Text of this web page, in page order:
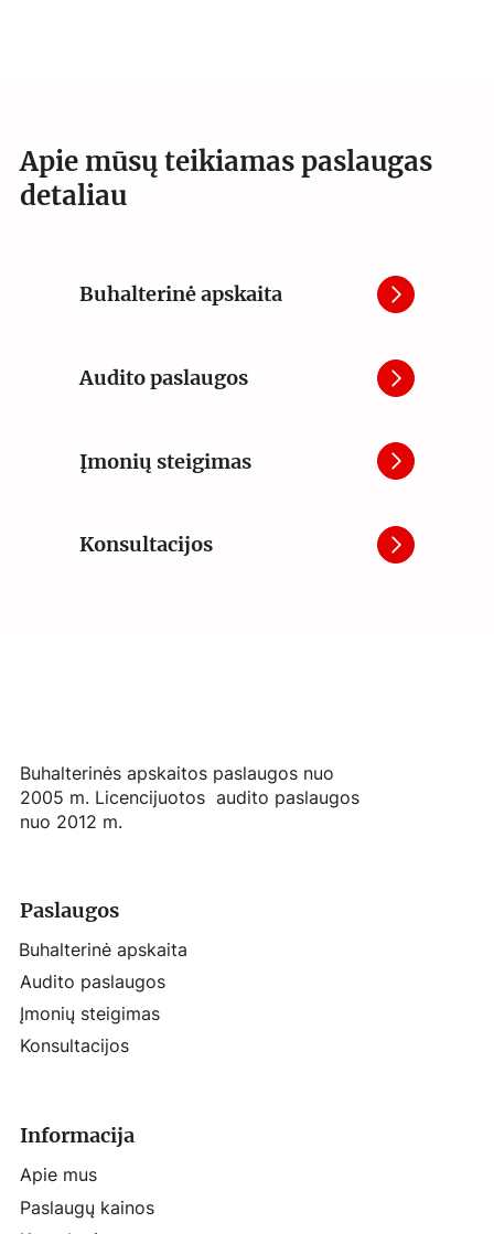
Apie mūsų teikiamas paslaugas
detaliau
Buhalterinė apskaita
Audito paslaugos
Įmonių steigimas
Konsultacijos
Paslaugos
Buhalterinė apskaita
Audito paslaugos
Įmonių steigimas
Konsultacijos
Informacija
Apie mus
Paslaugų kainos
Buhalterinės apskaitos paslaugos nuo
2005 m. Licencijuotos audito paslaugos
nuo 2012 m.